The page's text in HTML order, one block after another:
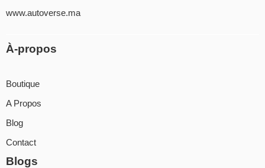
www.autoverse.ma
À-propos
Boutique
A Propos
Blog
Contact
Blogs